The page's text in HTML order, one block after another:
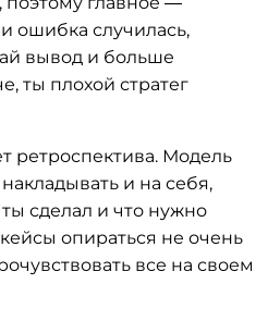
ошибка случилась,
вывод и больше
ты плохой стратег
ретроспектива. Модель
и на себя,
сделал и что нужно
опираться не очень
все на своем